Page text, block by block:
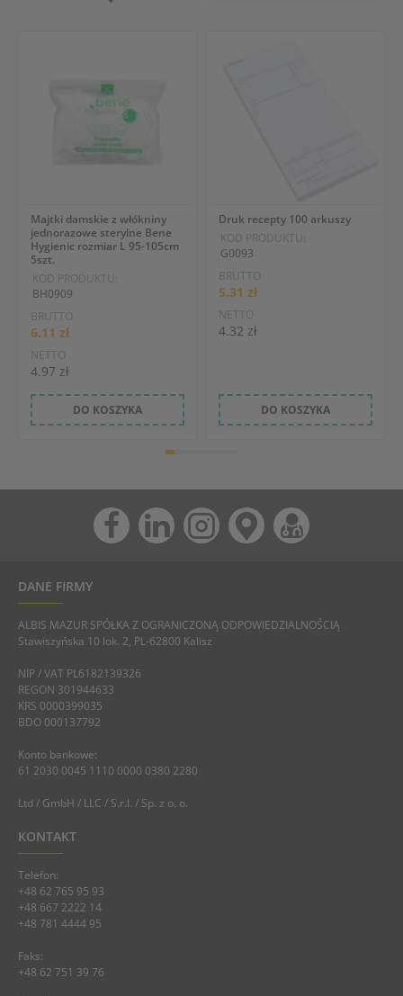
Majtki damskie z włókniny
jednorazowe sterylne Bene
Hygienic rozmiar L 95-105cm
5szt.
KOD PRODUKTU:
BH0909
BRUTTO
6.11 zł
NETTO
4.97 zł
DO KOSZYKA
Druk recepty 100 arkuszy
KOD PRODUKTU:
G0093
BRUTTO
5.31 zł
NETTO
4.32 zł
DO KOSZYKA
DANE FIRMY
ALBIS MAZUR SPÓŁKA Z OGRANICZONĄ ODPOWIEDZIALNOŚCIĄ
Stawiszyńska 10 lok. 2, PL-62800 Kalisz
NIP / VAT PL6182139326
REGON 301944633
KRS 0000399035
BDO 000137792
Konto bankowe:
61 2030 0045 1110 0000 0380 2280
Ltd / GmbH / LLC / S.r.l. / Sp. z o. o.
KONTAKT
Telefon:
+48 62 765 95 93
+48 667 2222 14
+48 781 4444 95
Faks:
+48 62 751 39 76